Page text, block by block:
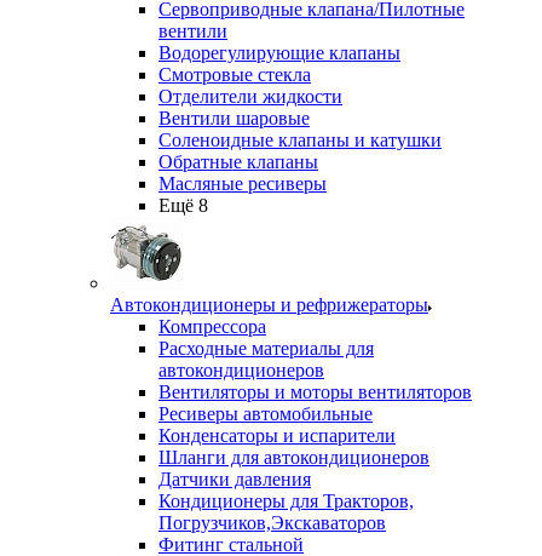
Сервоприводные клапана/Пилотные
вентили
Водорегулирующие клапаны
Смотровые стекла
Отделители жидкости
Вентили шаровые
Соленоидные клапаны и катушки
Обратные клапаны
Масляные ресиверы
Ещё 8
Автокондиционеры и рефрижераторы
Компрессора
Расходные материалы для
автокондиционеров
Вентиляторы и моторы вентиляторов
Ресиверы автомобильные
Конденсаторы и испарители
Шланги для автокондиционеров
Датчики давления
Кондиционеры для Тракторов,
Погрузчиков,Экскаваторов
Фитинг стальной